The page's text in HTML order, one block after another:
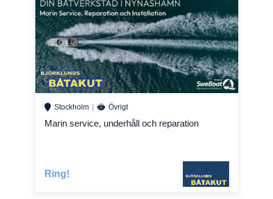
Stockholm Övrigt
Marin service, underhåll och reparation
Ring!